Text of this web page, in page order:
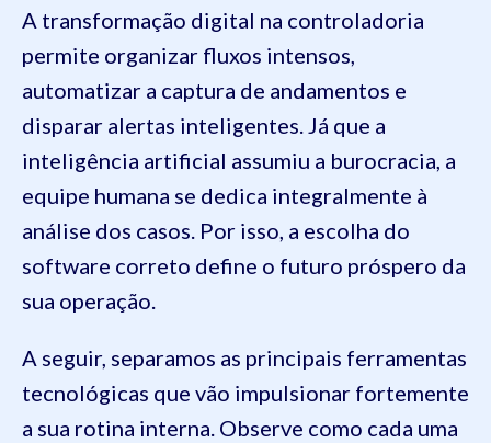
A transformação digital na controladoria
permite organizar fluxos intensos,
automatizar a captura de andamentos e
disparar alertas inteligentes. Já que a
inteligência artificial assumiu a burocracia, a
equipe humana se dedica integralmente à
análise dos casos. Por isso, a escolha do
software correto define o futuro próspero da
sua operação.
A seguir, separamos as principais ferramentas
tecnológicas que vão impulsionar fortemente
a sua rotina interna. Observe como cada uma